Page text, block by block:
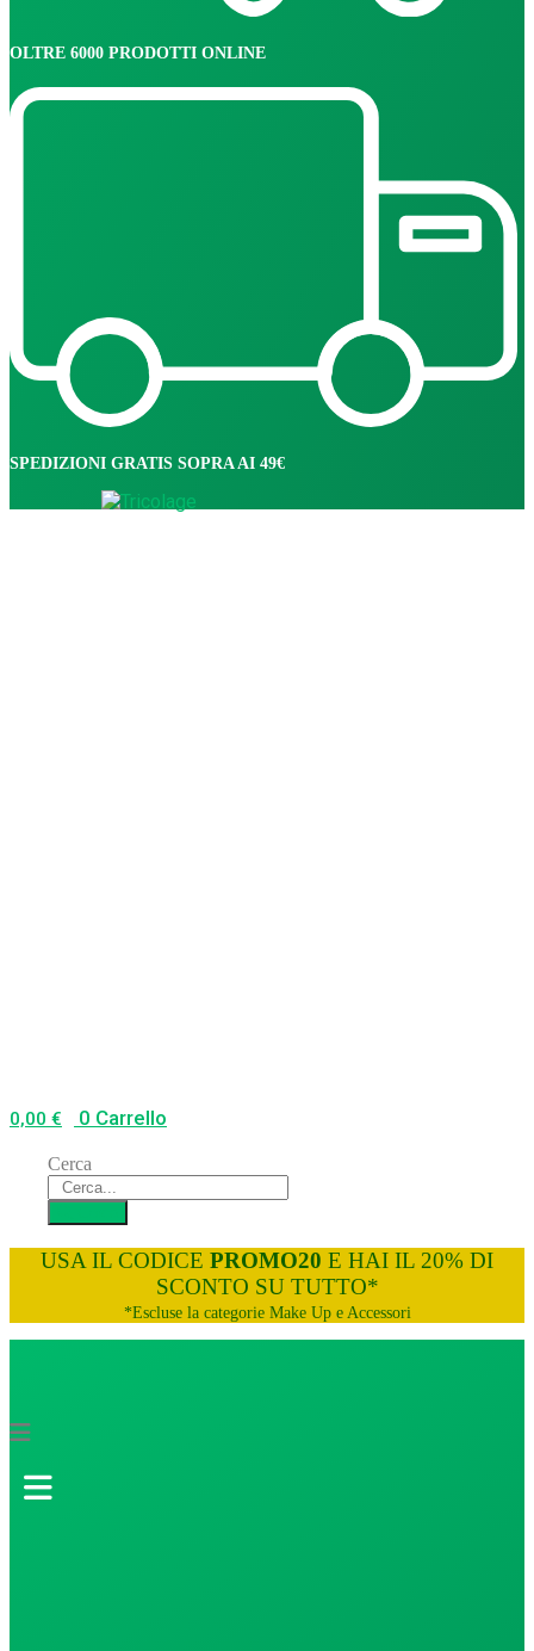
OLTRE 6000 PRODOTTI ONLINE
SPEDIZIONI GRATIS SOPRA AI 49€
0,00 € 0 Carrello
Cerca
USA IL CODICE PROMO20 E HAI IL 20% DI
SCONTO SU TUTTO*
*Escluse la categorie Make Up e Accessori